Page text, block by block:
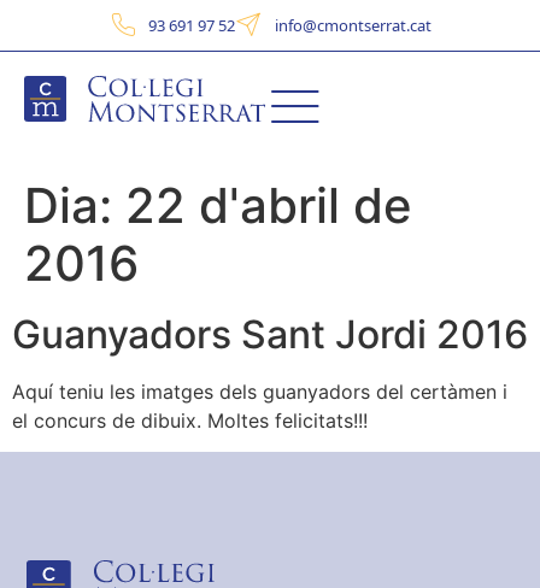
93 691 97 52 info@cmontserrat.cat
Dia: 22 d'abril de
2016
Guanyadors Sant Jordi 2016
Aquí teniu les imatges dels guanyadors del certàmen i
el concurs de dibuix. Moltes felicitats!!!